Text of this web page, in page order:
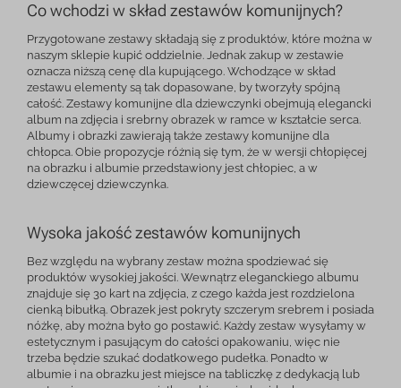
Co wchodzi w skład zestawów komunijnych?
Przygotowane zestawy składają się z produktów, które można w
naszym sklepie kupić oddzielnie. Jednak zakup w zestawie
oznacza niższą cenę dla kupującego. Wchodzące w skład
zestawu elementy są tak dopasowane, by tworzyły spójną
całość. Zestawy komunijne dla dziewczynki obejmują elegancki
album na zdjęcia i srebrny obrazek w ramce w kształcie serca.
Albumy i obrazki zawierają także zestawy komunijne dla
chłopca. Obie propozycje różnią się tym, że w wersji chłopięcej
na obrazku i albumie przedstawiony jest chłopiec, a w
dziewczęcej dziewczynka.
Wysoka jakość zestawów komunijnych
Bez względu na wybrany zestaw można spodziewać się
produktów wysokiej jakości. Wewnątrz eleganckiego albumu
znajduje się 30 kart na zdjęcia, z czego każda jest rozdzielona
cienką bibułką. Obrazek jest pokryty szczerym srebrem i posiada
nóżkę, aby można było go postawić. Każdy zestaw wysyłamy w
estetycznym i pasującym do całości opakowaniu, więc nie
trzeba będzie szukać dodatkowego pudełka. Ponadto w
albumie i na obrazku jest miejsce na tabliczkę z dedykacją lub